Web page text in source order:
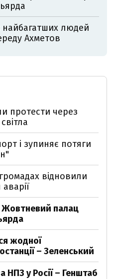
людей
Ахметов
протести через
і зупиняє потяги
громадах відновили
Жовтневий палац
жодної
– Зеленський
НПЗ у Росії – Генштаб